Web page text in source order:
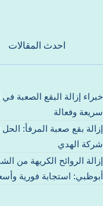
احدث المقالات
خبراء إزالة البقع الصعبة
سريعة وفعالة
إزالة بقع صعبة المرفأ:
شركة الهدي
إزالة الروائح الكريهة من
أبوظبي: استجابة فورية